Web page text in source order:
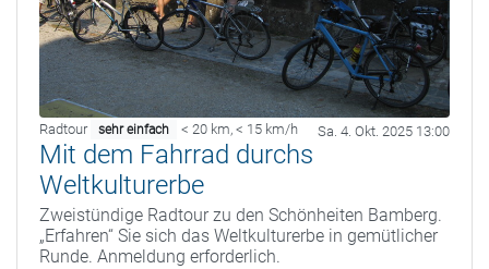
Radtour sehr einfach < 20 km, < 15 km/h Sa. 4. Okt. 2025 13:00
Mit dem Fahrrad durchs
Weltkulturerbe
Zweistündige Radtour zu den Schönheiten Bamberg.
„Erfahren“ Sie sich das Weltkulturerbe in gemütlicher
Runde. Anmeldung erforderlich.